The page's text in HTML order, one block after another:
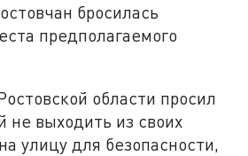
бросилась
предполагаемого
области просил
не выходить из своих
улицу для безопасности,